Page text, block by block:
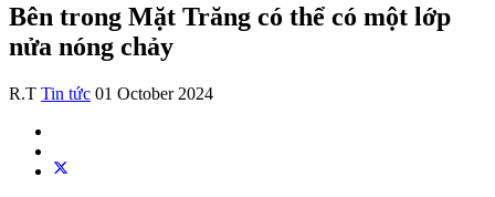
Bên trong Mặt Trăng có thể có một lớp
nửa nóng chảy
R.T Tin tức 01 October 2024